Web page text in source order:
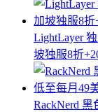
LightLayer
坡独服8折
RackNerd